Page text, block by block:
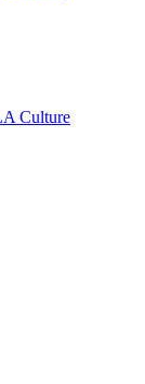
Culture